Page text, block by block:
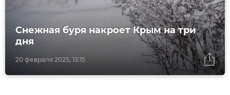
20 февраля 2025, 13:15
Снежная буря накроет Крым на три
дня